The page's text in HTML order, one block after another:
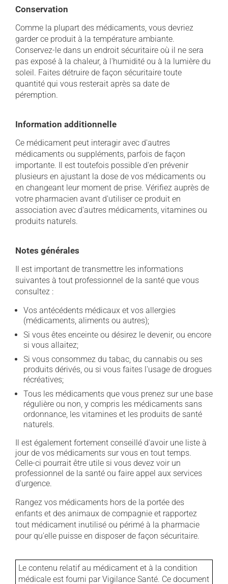
Conservation
Comme la plupart des médicaments, vous devriez
garder ce produit à la température ambiante.
Conservez-le dans un endroit sécuritaire où il ne sera
pas exposé à la chaleur, à l'humidité ou à la lumière du
soleil. Faites détruire de façon sécuritaire toute
quantité qui vous resterait après sa date de
péremption.
Information additionnelle
Ce médicament peut interagir avec d'autres
médicaments ou suppléments, parfois de façon
importante. Il est toutefois possible d'en prévenir
plusieurs en ajustant la dose de vos médicaments ou
en changeant leur moment de prise. Vérifiez auprès de
votre pharmacien avant d'utiliser ce produit en
association avec d'autres médicaments, vitamines ou
produits naturels.
Notes générales
Il est important de transmettre les informations
suivantes à tout professionnel de la santé que vous
consultez :
Vos antécédents médicaux et vos allergies
(médicaments, aliments ou autres);
Si vous êtes enceinte ou désirez le devenir, ou encore
si vous allaitez;
Si vous consommez du tabac, du cannabis ou ses
produits dérivés, ou si vous faites l'usage de drogues
récréatives;
Tous les médicaments que vous prenez sur une base
régulière ou non, y compris les médicaments sans
ordonnance, les vitamines et les produits de santé
naturels.
Il est également fortement conseillé d'avoir une liste à
jour de vos médicaments sur vous en tout temps.
Celle-ci pourrait être utile si vous devez voir un
professionnel de la santé ou faire appel aux services
d'urgence.
Rangez vos médicaments hors de la portée des
enfants et des animaux de compagnie et rapportez
tout médicament inutilisé ou périmé à la pharmacie
pour qu'elle puisse en disposer de façon sécuritaire.
Le contenu relatif au médicament et à la condition
médicale est fourni par Vigilance Santé. Ce document